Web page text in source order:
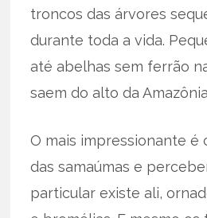
troncos das árvores
durante toda a vida.
até abelhas sem ferrão
saem do alto da
O mais impressionante é
das samaúmas e
particular existe ali,